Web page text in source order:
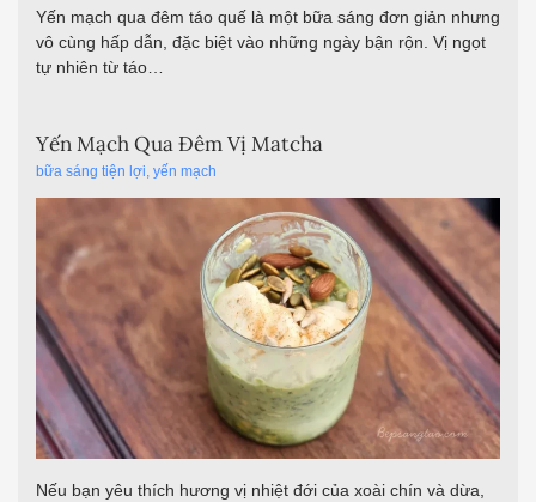
Yến mạch qua đêm táo quế là một bữa sáng đơn giản nhưng
vô cùng hấp dẫn, đặc biệt vào những ngày bận rộn. Vị ngọt
tự nhiên từ táo…
Yến Mạch Qua Đêm Vị Matcha
bữa sáng tiện lợi, yến mạch
Nếu bạn yêu thích hương vị nhiệt đới của xoài chín và dừa,